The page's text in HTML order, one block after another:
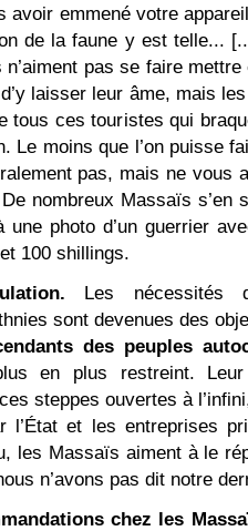
avoir emmené votre
de la faune y est telle...
pas se faire
laisser leur âme, mais
tous ces touristes qui
Le moins que l’on puisse
pas, mais ne vous
nombreux Massaïs s’en
une photo d’un guerrier
100 shillings.
Les nécessités
sont devenues des
des peuples
en plus restreint. Leur
steppes ouvertes à
l’État et les entreprises
les Massaïs aiment à le
n’avons pas dit notre
chez les